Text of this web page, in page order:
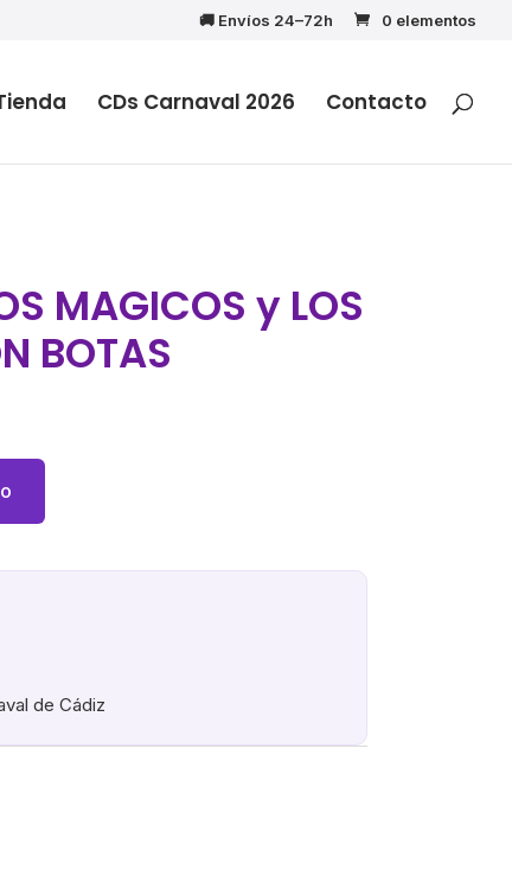
🚚 Envíos 24–72h 0 elementos
CDs Carnaval 2026 Contacto
MAGICOS y LOS
BOTAS
de Cádiz